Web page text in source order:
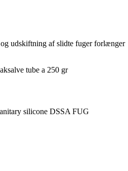
udskiftning af slidte fuger forlænger
tube a 250 gr
silicone DSSA FUG